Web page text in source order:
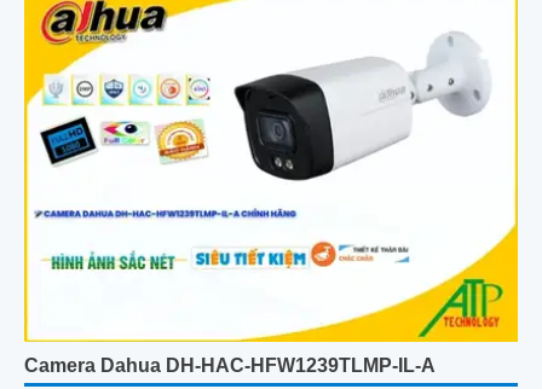
Camera Dahua DH-HAC-HFW1239TLMP-IL-A